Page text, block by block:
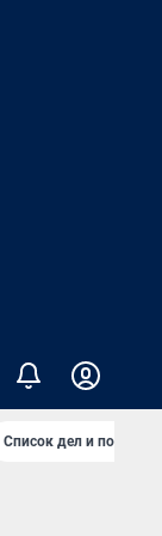
Список дел и покупок